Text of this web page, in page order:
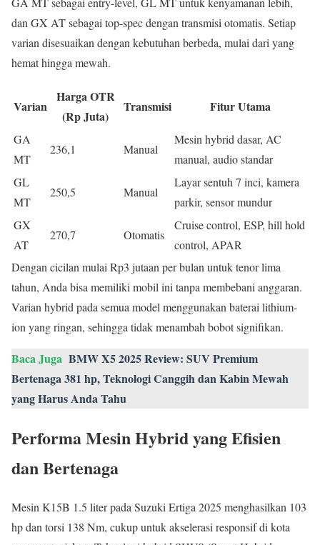
dan GX AT sebagai top-spec dengan transmisi otomatis. Setiap
varian disesuaikan dengan kebutuhan berbeda, mulai dari yang
hemat hingga mewah.
Varian
Harga OTR
(Rp Juta)
Transmisi Fitur Utama
GA
MT
236,1 Manual
Mesin hybrid dasar, AC
manual, audio standar
GL
MT
250,5 Manual
Layar sentuh 7 inci, kamera
parkir, sensor mundur
GX
AT
270,7 Otomatis
Cruise control, ESP, hill hold
control, APAR
Dengan cicilan mulai Rp3 jutaan per bulan untuk tenor lima
tahun, Anda bisa memiliki mobil ini tanpa membebani anggaran.
Varian hybrid pada semua model menggunakan baterai lithium-
ion yang ringan, sehingga tidak menambah bobot signifikan.
Baca Juga BMW X5 2025 Review: SUV Premium
Bertenaga 381 hp, Teknologi Canggih dan Kabin Mewah
yang Harus Anda Tahu
Performa Mesin Hybrid yang Efisien
dan Bertenaga
Mesin K15B 1.5 liter pada Suzuki Ertiga 2025 menghasilkan 103
hp dan torsi 138 Nm, cukup untuk akselerasi responsif di kota